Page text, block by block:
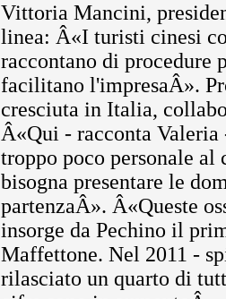
Vittoria Mancini,
linea: Â«I turisti cinesi
raccontano di procedure
facilitano l'impresaÂ».
cresciuta in Italia,
Â«Qui - racconta
troppo poco personale
bisogna presentare le
partenzaÂ». Â«Queste
insorge da Pechino il
Maffettone. Nel 2011 -
rilasciato un quarto di